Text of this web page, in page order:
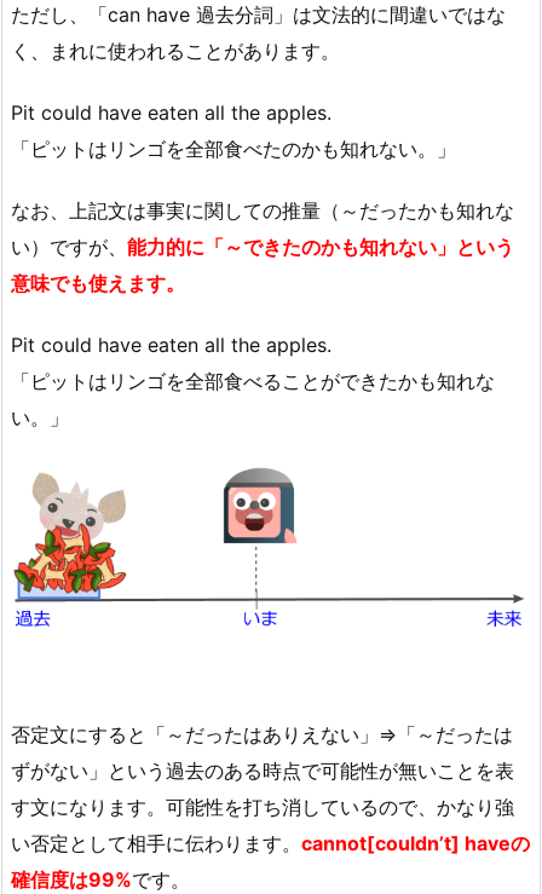
ただし、「can have 過去分詞」は文法的に間違いではな
く、まれに使われることがあります。
Pit could have eaten all the apples.
「ピットはリンゴを全部食べたのかも知れない。」
なお、上記文は事実に関しての推量（～だったかも知れな
い）ですが、 能力的に「～できたのかも知れない」という
意味でも使えます。
Pit could have eaten all the apples.
「ピットはリンゴを全部食べることができたかも知れな
い。」
否定文にすると「～だったはありえない」⇒「～だったは
ずがない」という過去のある時点で可能性が無いことを表
す文になります。可能性を打ち消しているので、かなり強
い否定として相手に伝わります。 cannot[couldn’t] haveの
確信度は99%です。